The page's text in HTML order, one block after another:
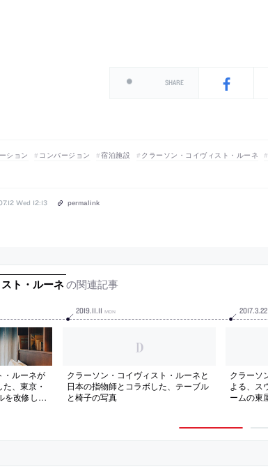
SHARE
ション コンバージョン 宿泊施設 クラーソン・コイヴィスト・ルーネ
Wed 12:13 permalink
ト・ルーネ の関連記事
・ルーネが
、東京・
を改修し
2019.11.11 MON
クラーソン・コイヴィスト・ルーネと
日本の指物師とコラボした、テーブル
と椅子の写真
2017.3.22
クラーソ
よる、ス
ームの東